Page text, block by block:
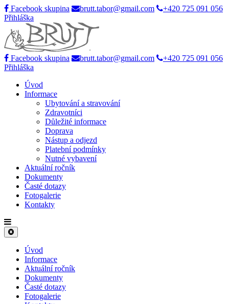
Facebook skupina brutt.tabor@gmail.com
+420 725 091 056
Přihláška
Facebook skupina brutt.tabor@gmail.com
+420 725 091 056
Přihláška
Úvod
Informace
Ubytování a stravování
Zdravotníci
Důležité informace
Doprava
Nástup a odjezd
Platební podmínky
Nutné vybavení
Aktuální ročník
Dokumenty
Časté dotazy
Fotogalerie
Kontakty
Úvod
Informace
Aktuální ročník
Dokumenty
Časté dotazy
Fotogalerie